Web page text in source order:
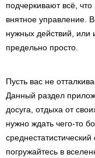
подчеркивают всё,
внятное управление.
нужных действий, или
предельно просто.
Пусть вас не
Данный раздел
досуга, отдыха от
нужно ждать чего-то
погружайтесь в